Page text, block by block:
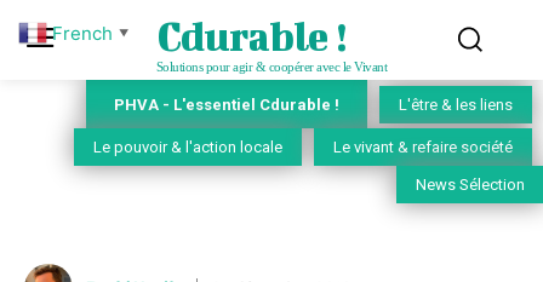
Cdurable !
Solutions pour agir & coopérer avec le Vivant
PHVA - L'essentiel Cdurable ! L'être & les liens
Le pouvoir & l'action locale Le vivant & refaire société
News Sélection
French ▼